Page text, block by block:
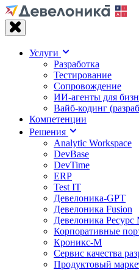
Услуги
Разработка
Тестирование
Сопровождение
ИИ-агенты для
Вайб‑кодинг
Компетенции
Решения
Analytic Workspace
DevBase
DevTime
ERP
Test IT
Девелоника-GPT
Девелоника Fusion
Девелоника
Корпоративные
Кроникс-М
Сервис качества
Продуктовый